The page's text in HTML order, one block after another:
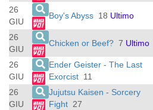
26
GIU
Boy's Abyss 18 Ultimo
26
GIU
Chicken or Beef? 7 Ultimo
26
GIU
Ender Geister - The Last
Exorcist 11
26
GIU
Jujutsu Kaisen - Sorcery
Fight 27